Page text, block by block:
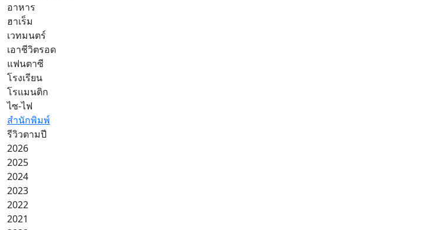
อาหาร
ฮาเร็ม
เวทมนตร์
เอาชีวิตรอด
แฟนตาซี
โรงเรียน
โรแมนติก
ไซ-ไฟ
สำนักพิมพ์
รีวิวตามปี
2026
2025
2024
2023
2022
2021